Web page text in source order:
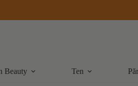
Beauty Ten Păr